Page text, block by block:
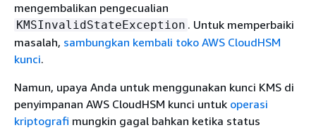
mengembalikan pengecualian
KMSInvalidStateException . Untuk memperbaiki
masalah, sambungkan kembali toko AWS CloudHSM
kunci.
Namun, upaya Anda untuk menggunakan kunci KMS di
penyimpanan AWS CloudHSM kunci untuk operasi
kriptografi mungkin gagal bahkan ketika status